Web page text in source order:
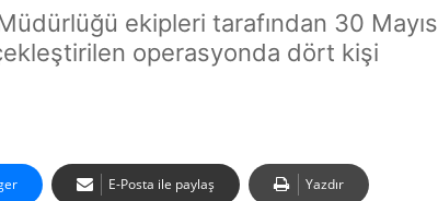
ekipleri tarafından 30 Mayıs
operasyonda dört kişi
E-Posta ile paylaş Yazdır